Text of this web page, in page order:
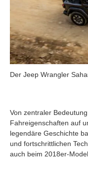
Der Jeep Wrangler
Von zentraler
Fahreigenschaften auf
legendäre Geschichte
und fortschrittlichen
auch beim 2018er-